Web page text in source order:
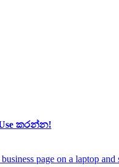
Use කරන්න!